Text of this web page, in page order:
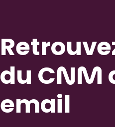
du CNM
email